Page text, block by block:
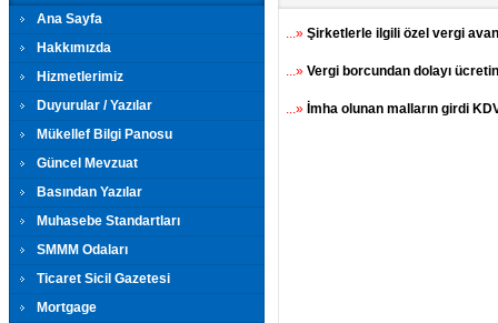
Ana Sayfa
Hakkımızda
Hizmetlerimiz
Duyurular / Yazılar
Mükellef Bilgi Panosu
Güncel Mevzuat
Basından Yazılar
Muhasebe Standartları
SMMM Odaları
Ticaret Sicil Gazetesi
Mortgage
...» Şirketlerle ilgili özel vergi
...» Vergi borcundan dolayı
...» İmha olunan malların girdi